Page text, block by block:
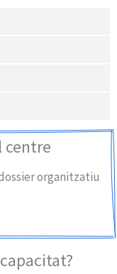
centre
organitzatiu